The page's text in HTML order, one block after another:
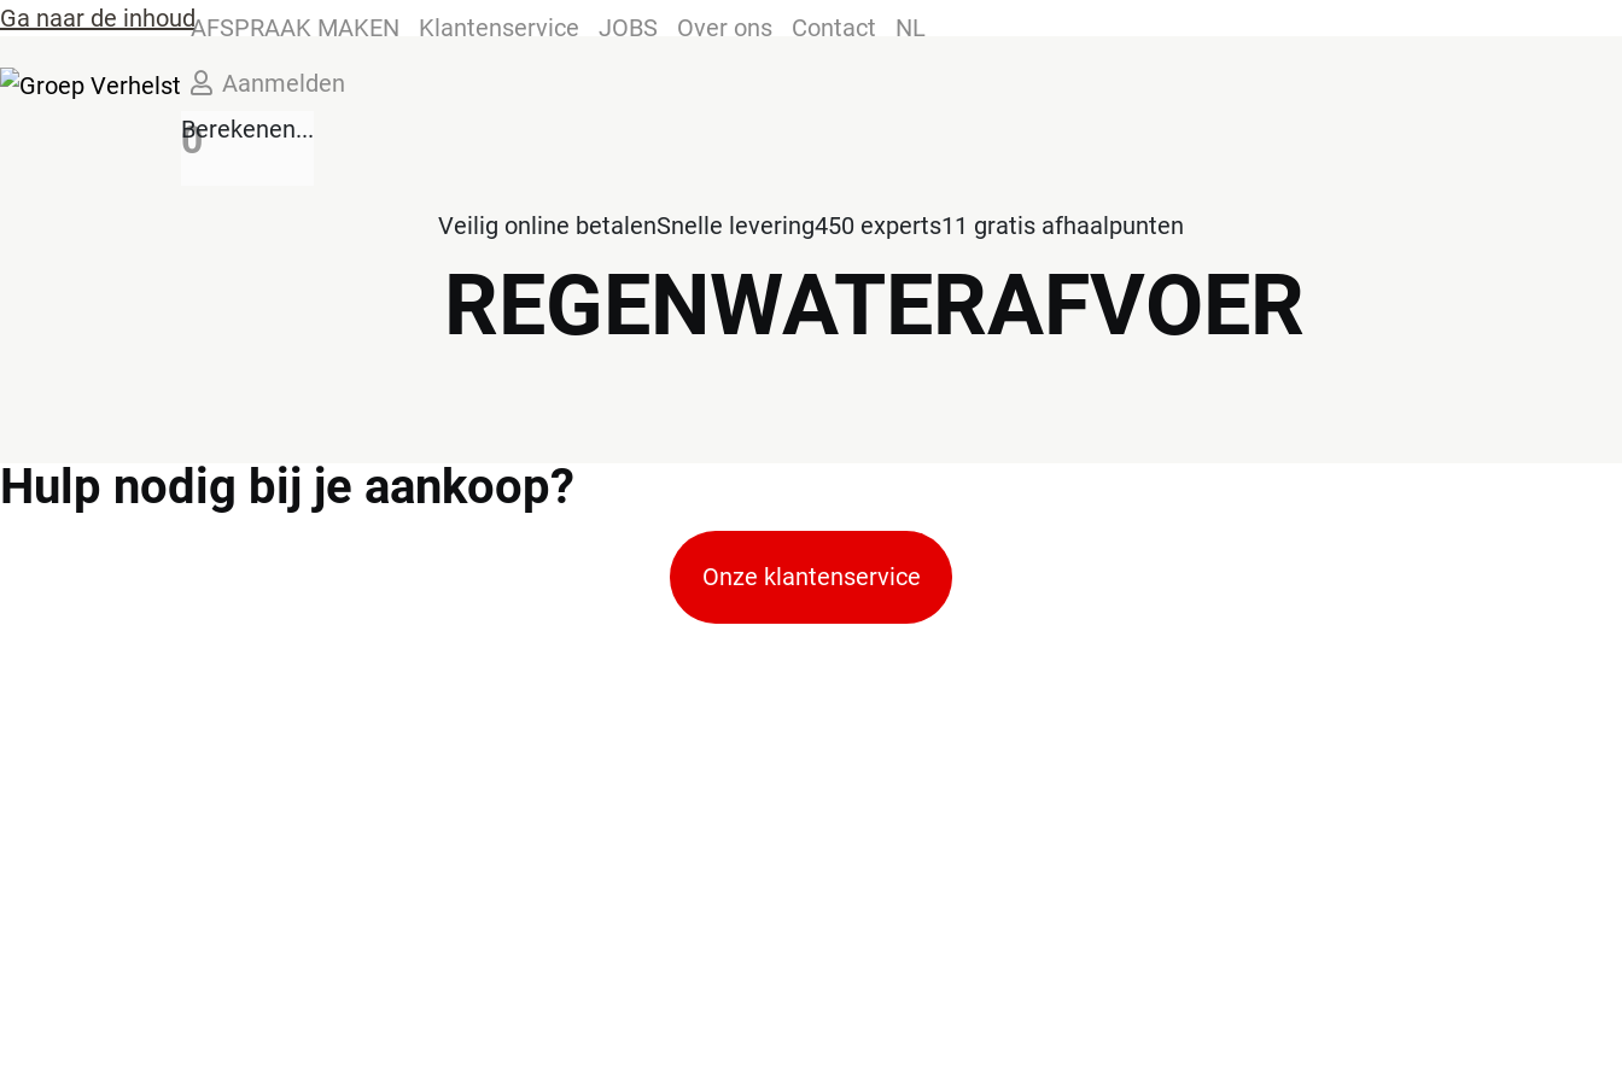
Ga naar de inhoudAFSPRAAK MAKEN Klantenservice JOBS Over ons Contact
NL
Aanmelden
0
Berekenen...
Veilig online betalenSnelle levering450 experts11 gratis afhaalpunten
REGENWATERAFVOER
Hulp nodig bij je aankoop?
Onze klantenservice